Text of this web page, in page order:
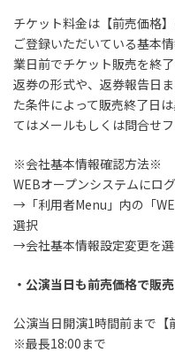
チケット料金は【前売価格】
ご登録いただいている基本
業日前でチケット販売を終了
返券の形式や、返券報告日
た条件によって販売終了日
てはメールもしくは問合せ
※会社基本情報確認方法※
WEBオープンシステムにロ
→「利用者Menu」内の「
選択
→会社基本情報設定変更を
・公演当日も前売価格で販売
公演当日開演1時間前まで【
※最長18:00まで